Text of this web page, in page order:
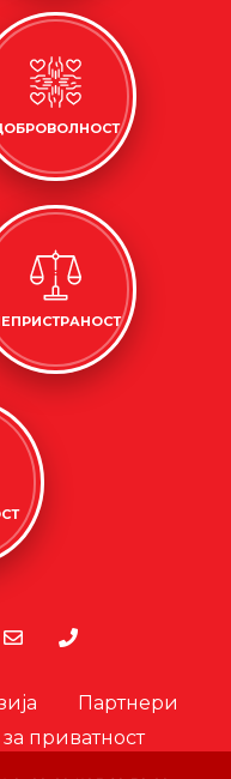
Партнери
приватност